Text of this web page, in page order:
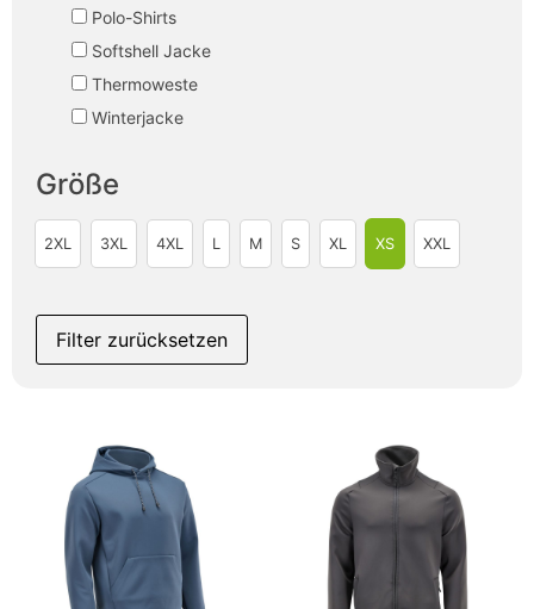
Polo-Shirts
Softshell Jacke
Thermoweste
Winterjacke
Größe
2XL 3XL 4XL L M S XL XS XXL
Filter zurücksetzen